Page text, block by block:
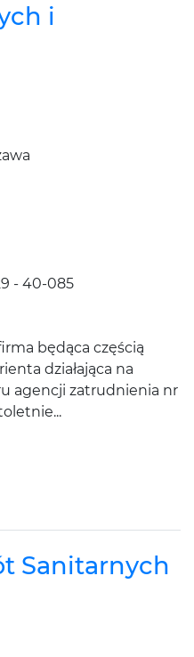
i
- 40-085
będąca częścią
działająca na
agencji zatrudnienia nr
Sanitarnych